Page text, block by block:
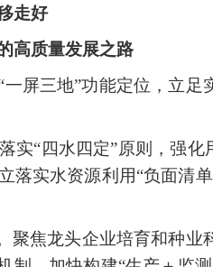
走好
高质量发展之路
屏三地”功能定位，立
“四水四定”原则，强化
实水资源利用“负面清
焦龙头企业培育和种业